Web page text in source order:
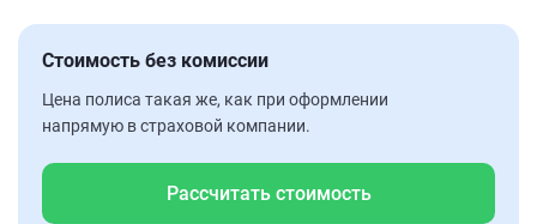
Стоимость без комиссии
Цена полиса такая же, как при оформлении
напрямую в страховой компании.
Рассчитать стоимость